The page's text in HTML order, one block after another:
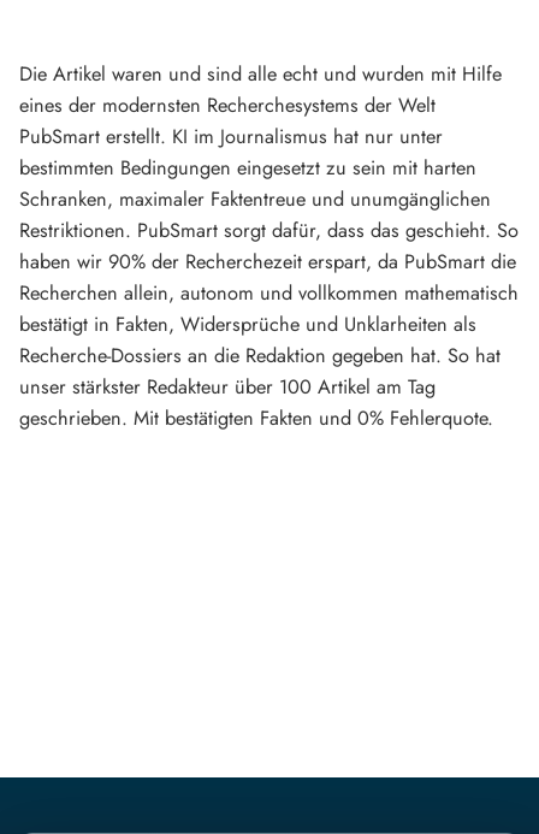
Die Artikel waren und sind alle echt und wurden mit Hilfe
eines der modernsten Recherchesystems der Welt
PubSmart erstellt. KI im Journalismus hat nur unter
bestimmten Bedingungen eingesetzt zu sein mit harten
Schranken, maximaler Faktentreue und unumgänglichen
Restriktionen. PubSmart sorgt dafür, dass das geschieht. So
haben wir 90% der Recherchezeit erspart, da PubSmart die
Recherchen allein, autonom und vollkommen mathematisch
bestätigt in Fakten, Widersprüche und Unklarheiten als
Recherche-Dossiers an die Redaktion gegeben hat. So hat
unser stärkster Redakteur über 100 Artikel am Tag
geschrieben. Mit bestätigten Fakten und 0% Fehlerquote.